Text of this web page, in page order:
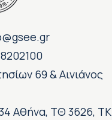
69 & Αινιάνος
Αθήνα, ΤΘ 3626, ΤΚ